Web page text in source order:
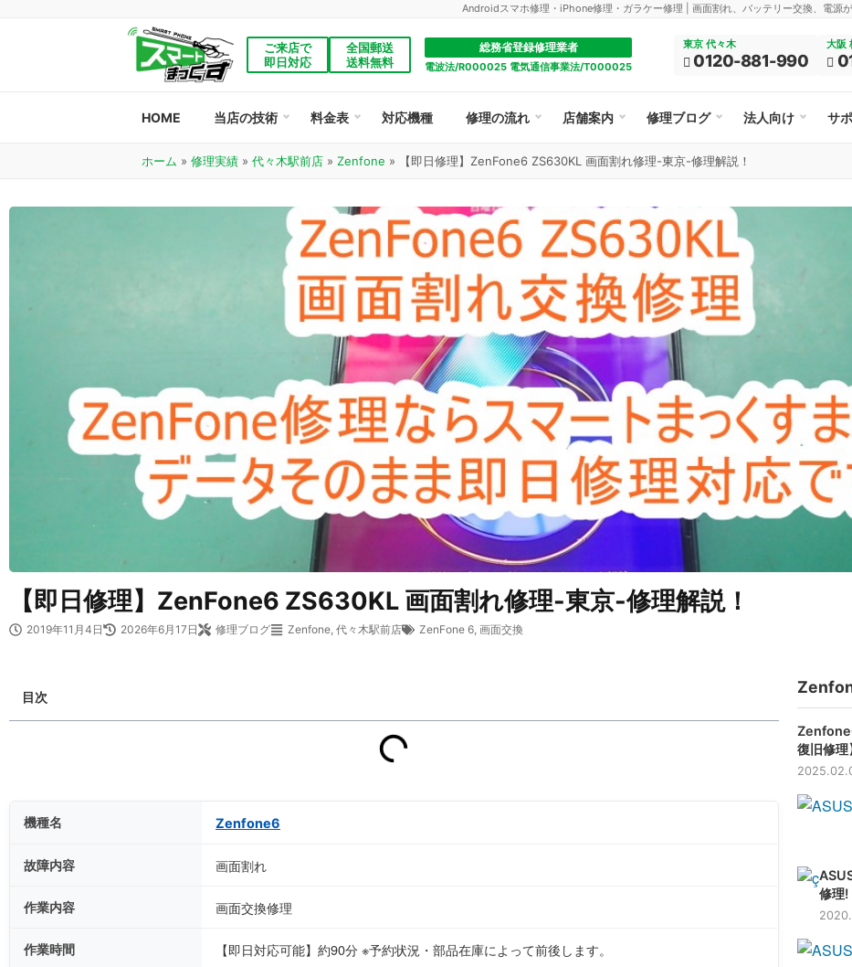
Androidスマホ修理・iPhone修理・ガラケー修理 | 画面割れ、バッテリー交換、電源
ご来店で
即日対応
全国郵送
送料無料
総務省登録修理業者
電波法/R000025 電気通信事業法/T000025
東京 代々木
0120-881-990
大阪
HOME 当店の技術 料金表 対応機種 修理の流れ 店舗案内 修理ブログ 法人向け サ
ホーム » 修理実績 » 代々木駅前店 » Zenfone » 【即日修理】ZenFone6 ZS630KL 画面割れ修理-東京-修理解説！
【即日修理】ZenFone6 ZS630KL 画面割れ修理-東京-修理解説！
2019年11月4日 2026年6月17日 修理ブログ Zenfone, 代々木駅前店 ZenFone 6, 画面交換
目次
機種名 Zenfone6
故障内容 画面割れ
作業内容 画面交換修理
作業時間 【即日対応可能】約90分 ※予約状況・部品在庫によって前後します。
復旧修理】
修理!